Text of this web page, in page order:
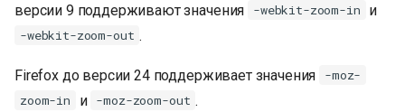
версии 9 поддерживают значения
-webkit-zoom-in и
-webkit-zoom-out .
Firefox до версии 24 поддерживает значения
-moz-
zoom-in
и -moz-zoom-out .